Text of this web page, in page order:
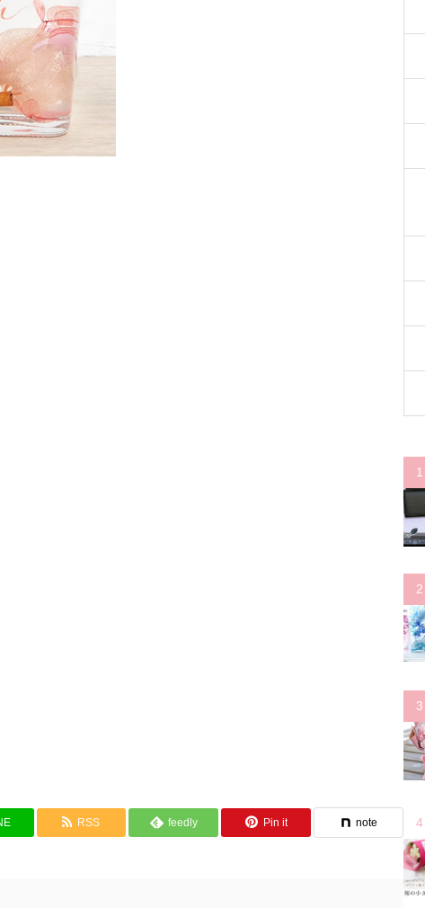
RSS feedly Pin it note
1
2
3
4